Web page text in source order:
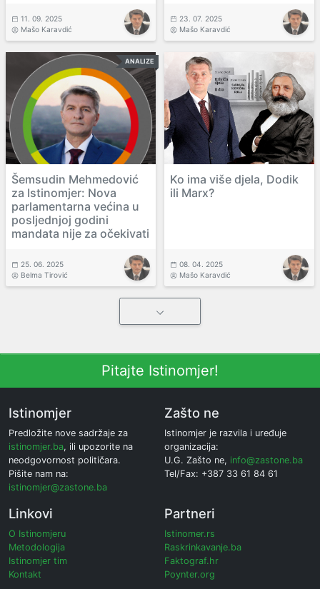
11. 09. 2025
Mašo Karavdić
23. 07. 2025
Mašo Karavdić
ANALIZE
Šemsudin Mehmedović
za Istinomjer: Nova
parlamentarna većina u
posljednjoj godini
mandata nije za očekivati
25. 06. 2025
Belma Tirović
Ko ima više djela, Dodik
ili Marx?
08. 04. 2025
Mašo Karavdić
Pitajte Istinomjer!
Istinomjer
Predložite nove sadržaje za
istinomjer.ba, ili upozorite na
neodgovornost političara.
Pišite nam na:
istinomjer@zastone.ba
Zašto ne
Istinomjer je razvila i uređuje
organizacija:
U.G. Zašto ne, info@zastone.ba
Tel/Fax: +387 33 61 84 61
Linkovi
O Istinomjeru
Metodologija
Istinomjer tim
Kontakt
Partneri
Istinomer.rs
Raskrinkavanje.ba
Faktograf.hr
Poynter.org